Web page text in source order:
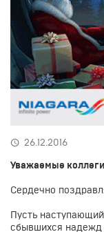
26.12.2016
Уважаемые
Сердечно
Пусть
сбывшихся надежд